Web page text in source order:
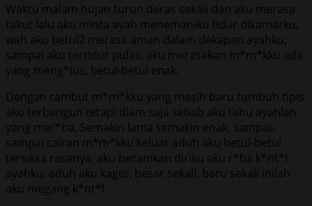
Waktu malam hujan turun deras sekali dan aku merasa
takut lalu aku minta ayah menemaniku tidur dikamarku,
wah aku betul2 merasa aman dalam dekapan ayahku,
sampai aku tertidur pulas, aku merasakan m*m*kku ada
yang meng*lus, betul-betul enak,
Dengan rambut m*m*kku yang masih baru tumbuh tipis
aku terbangun tetapi diam saja sebab aku tahu ayahlah
yang mer*ba. Semakin lama semakin enak, sampai-
sampai cairan m*m*kku keluar aduh aku betul-betul
tersiksa rasanya, aku beranikan diriku aku r*ba k*nt*l
ayahku, aduh aku kaget, besar sekali, baru sekali inilah
aku megang k*nt*l.